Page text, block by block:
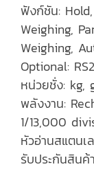
ฟังก์ชัน:
Weighing,
Weighing,
Optional:
หน่วยชั่ง: kg,
พลังงาน:
1/13,000
หัวอ่านสแตน
รับประกันสินค้